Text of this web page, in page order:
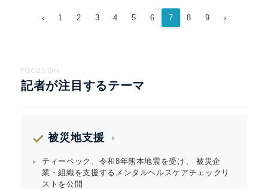
‹ 1 2 3 4 5 6 7 8 9 ›
FOCUS ON
記者が注目するテーマ
被災地支援
ティーペック、令和8年熊本地震を受け、 被災企
業・組織を支援するメンタルヘルスケアチェックリ
ストを公開